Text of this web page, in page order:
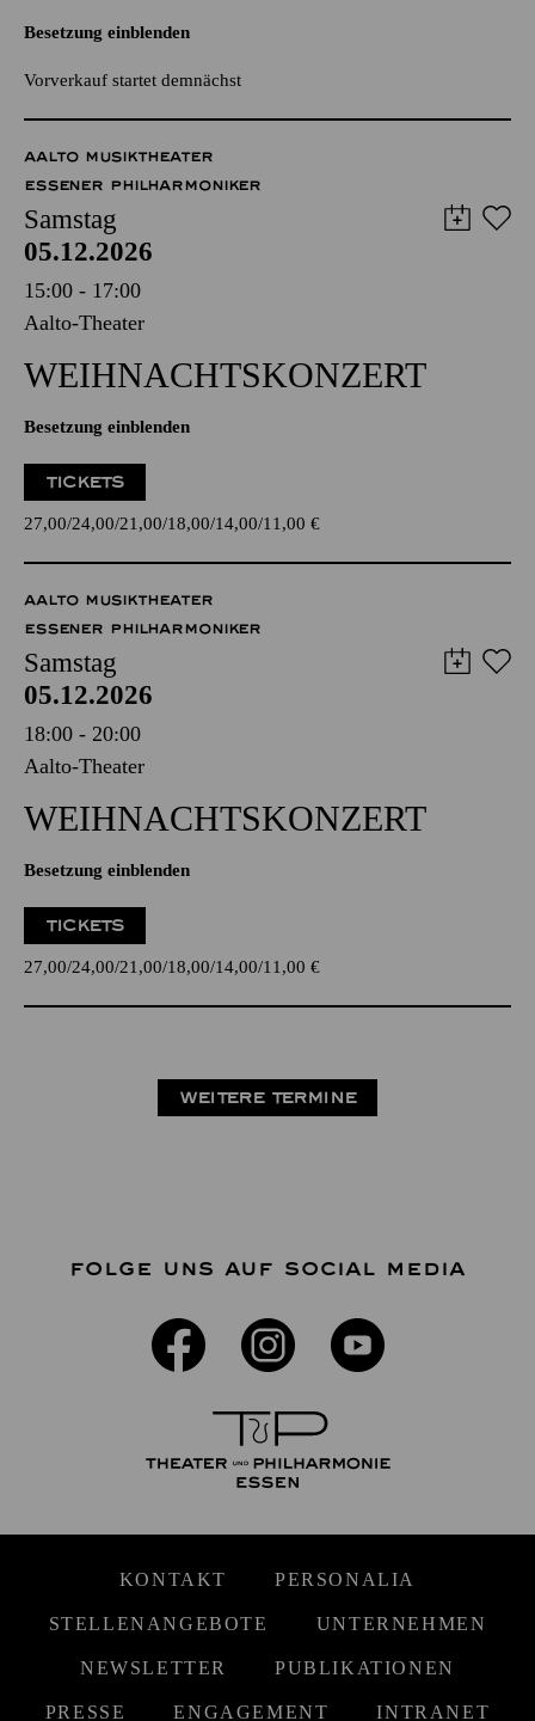
Besetzung einblenden
Vorverkauf startet demnächst
AALTO MUSIKTHEATER
ESSENER PHILHARMONIKER
Samstag
05.12.2026
15:00 - 17:00
Aalto-Theater
WEIHNACHTS­KONZERT
Besetzung einblenden
TICKETS
27,00 24,00 21,00 18,00 14,00 11,00 €
AALTO MUSIKTHEATER
ESSENER PHILHARMONIKER
Samstag
05.12.2026
18:00 - 20:00
Aalto-Theater
WEIHNACHTS­KONZERT
Besetzung einblenden
TICKETS
27,00 24,00 21,00 18,00 14,00 11,00 €
WEITERE TERMINE
FOLGE UNS AUF SOCIAL MEDIA
KONTAKT PERSONALIA
STELLENANGEBOTE UNTERNEHMEN
NEWSLETTER PUBLIKATIONEN
PRESSE ENGAGEMENT INTRANET